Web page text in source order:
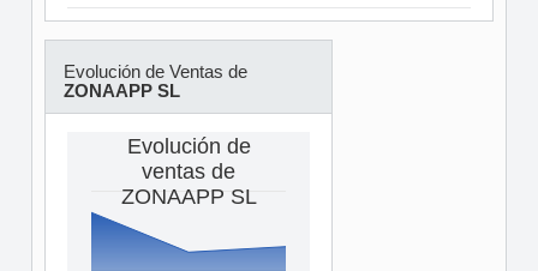
Evolución de Ventas de
ZONAAPP SL
Evolución de
ventas de
ZONAAPP SL